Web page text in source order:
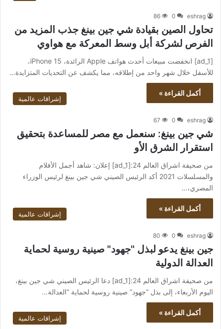
eshrag
0
86
تحاول الصين بقيادة شي جين بينغ جذب المزيد من
الفرص لشركة أبل وسط المعركة مع هواوي
[ad_1] انخفضت مبيعات أحدث هواتف Apple الرائدة، iPhone 15،
للأسفل خلال شهر واحد من إطلاقه، مما يكشف عن التحديات المتزايدة…
أكمل القراءة »
إشراقات عالمية
eshrag
0
67
شي جين بينغ: سنعمل مع مصر للمساعدة بتحقيق
استقرار الشرق الأو
من صحيفة اشراق العالم 24:[ad_1] إعلان: شاهد أجمل الأفلام
والمسلسلات 2021 أكد الرئيس الصيني شي جين بينغ لرئيس الوزراء
المصري،…
أكمل القراءة »
إشراقات عالمية
eshrag
0
80
جين بينغ يدعو لبذل "جهود" صينية روسية لحماية
العدالة الدولية
من صحيفة اشراق العالم 24:[ad_1] دعا الرئيس الصيني شي جين بينغ،
اليوم الأربعاء، إلى بذل “جهود” صينية روسية لحماية “العدالة…
أكمل القراءة »
إشراقات عالمية